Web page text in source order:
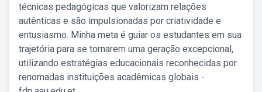
técnicas pedagógicas que valorizam relações
autênticas e são impulsionadas por criatividade e
entusiasmo. Minha meta é guiar os estudantes em sua
trajetória para se tornarem uma geração excepcional,
utilizando estratégias educacionais reconhecidas por
renomadas instituições acadêmicas globais -